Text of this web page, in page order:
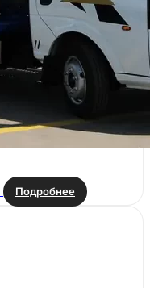
Подробнее